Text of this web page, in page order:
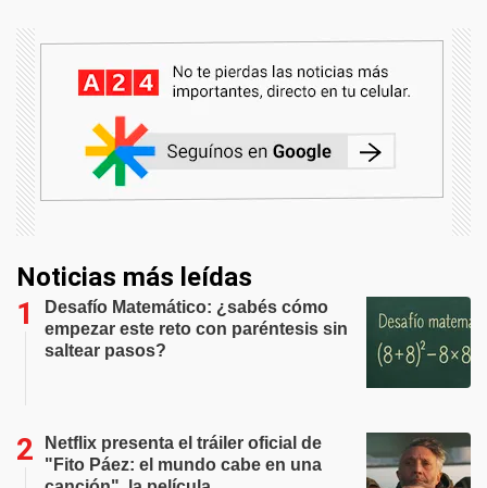
Noticias más leídas
Desafío Matemático: ¿sabés cómo
empezar este reto con paréntesis sin
saltear pasos?
Netflix presenta el tráiler oficial de
"Fito Páez: el mundo cabe en una